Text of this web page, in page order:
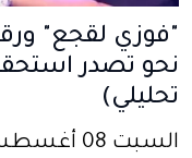
"فوزي لقجع"
تحليلي)
السبت 08 أغسطس 2026